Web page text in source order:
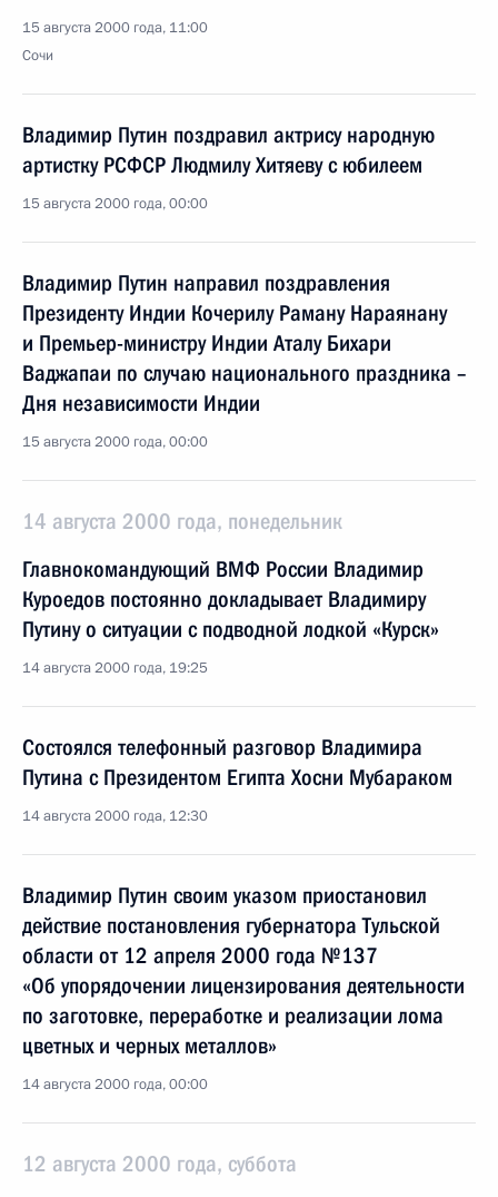
15 августа 2000 года, 11:00
Сочи
Владимир Путин поздравил актрису народную
артистку РСФСР Людмилу Хитяеву с юбилеем
15 августа 2000 года, 00:00
Владимир Путин направил поздравления
Президенту Индии Кочерилу Раману Нараянану
и Премьер-министру Индии Аталу Бихари
Ваджапаи по случаю национального праздника –
Дня независимости Индии
15 августа 2000 года, 00:00
14 августа 2000 года, понедельник
Главнокомандующий ВМФ России Владимир
Куроедов постоянно докладывает Владимиру
Путину о ситуации с подводной лодкой «Курск»
14 августа 2000 года, 19:25
Состоялся телефонный разговор Владимира
Путина с Президентом Египта Хосни Мубараком
14 августа 2000 года, 12:30
Владимир Путин своим указом приостановил
действие постановления губернатора Тульской
области от 12 апреля 2000 года №137
«Об упорядочении лицензирования деятельности
по заготовке, переработке и реализации лома
цветных и черных металлов»
14 августа 2000 года, 00:00
12 августа 2000 года, суббота